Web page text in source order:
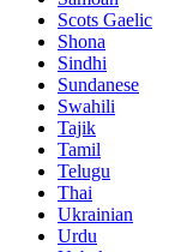
Scots Gaelic
Shona
Sindhi
Sundanese
Swahili
Tajik
Tamil
Telugu
Thai
Ukrainian
Urdu